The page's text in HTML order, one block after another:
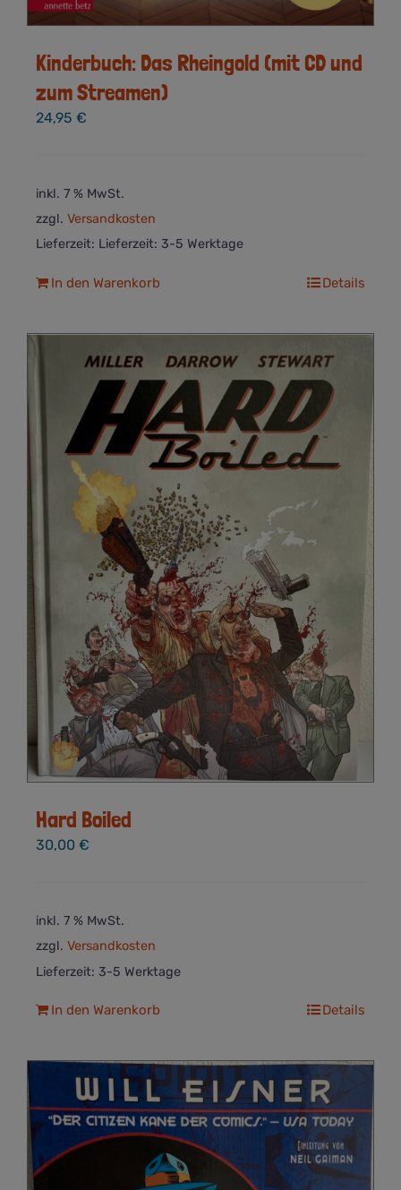
Kinderbuch: Das Rheingold (mit CD und
zum Streamen)
24,95 €
inkl. 7 % MwSt.
zzgl. Versandkosten
Lieferzeit: Lieferzeit: 3-5 Werktage
In den Warenkorb Details
Hard Boiled
30,00 €
inkl. 7 % MwSt.
zzgl. Versandkosten
Lieferzeit: 3-5 Werktage
In den Warenkorb Details